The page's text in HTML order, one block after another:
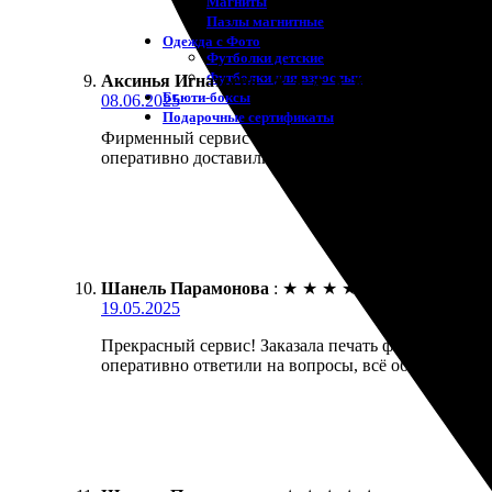
Пазлы магнитные
Одежда с Фото
Футболки детские
Футболки для взрослых
Бьюти-боксы
Подарочные сертификаты
Аксинья Игнатьева : ★ ★ ★ ★ ★
08.06.2025
Фирменный сервис приятно удивил. Заказала
оперативно доставили. Ожидала — получила ещё
Шанель Парамонова : ★ ★ ★ ★
19.05.2025
Прекрасный сервис! Заказала печать фото, и
оперативно ответили на вопросы, всё объяснили.